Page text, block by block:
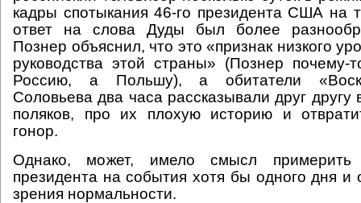
кадры спотыкания 46-го президента США на
ответ на слова Дуды был более
Познер объяснил, что это «признак низкого
руководства этой страны» (Познер
Россию, а Польшу), а обитатели
Соловьева два часа рассказывали друг другу
поляков, про их плохую историю и
гонор.
Однако, может, имело смысл примерить
президента на события хотя бы одного дня и
зрения нормальности.